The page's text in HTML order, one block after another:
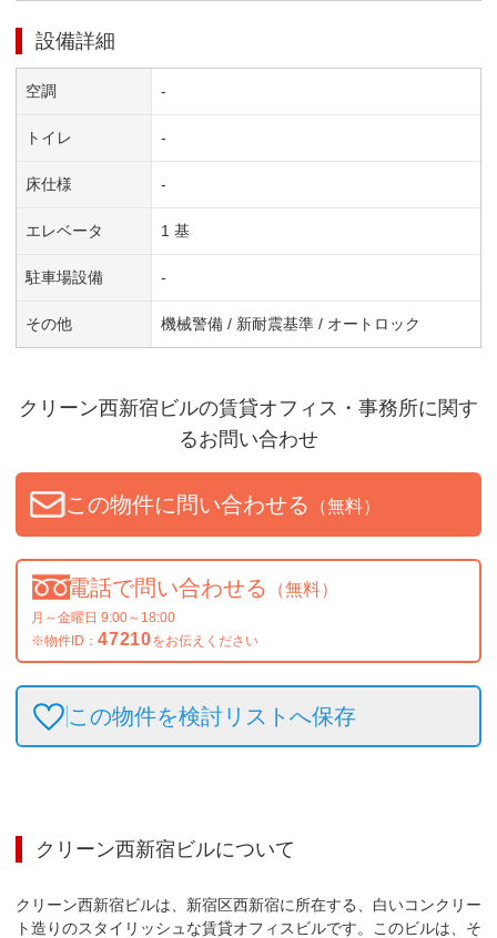
設備詳細
空調 -
トイレ -
床仕様 -
エレベータ 1 基
駐車場設備 -
その他 機械警備 / 新耐震基準 / オートロック
クリーン西新宿ビルの賃貸オフィス・事務所に関す
るお問い合わせ
この物件に問い合わせる （無料）
電話で問い合わせる （無料）
月～金曜日 9:00～18:00
※物件ID： 47210をお伝えください
この物件を検討リストへ保存
クリーン西新宿ビルについて
クリーン西新宿ビルは、新宿区西新宿に所在する、白いコンクリー
ト造りのスタイリッシュな賃貸オフィスビルです。このビルは、そ